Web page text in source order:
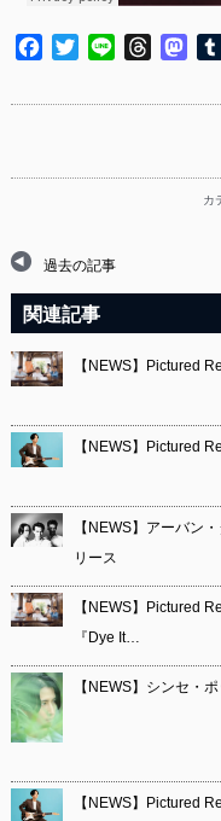
Facebook
TwitterLine Threads
カ
過去の記事
関連記事
【NEWS】Pictured
【NEWS】Pictured
【NEWS】アーバン
リース
【NEWS】Pictured
『Dye It…
【NEWS】シンセ・
【NEWS】Pictured